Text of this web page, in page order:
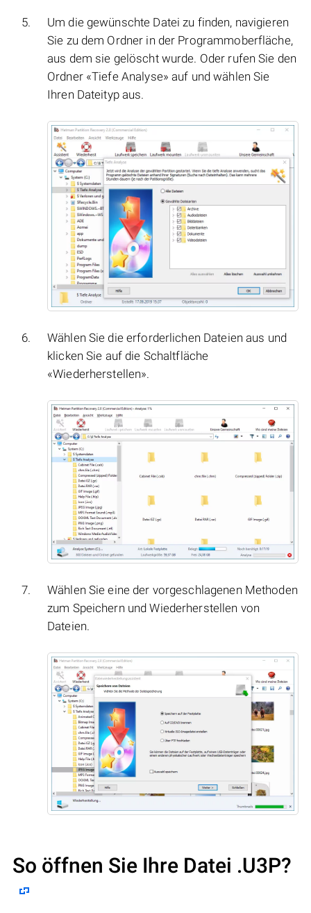
Um die gewünschte Datei zu finden, navigieren
Sie zu dem Ordner in der Programmoberfläche,
aus dem sie gelöscht wurde. Oder rufen Sie den
Ordner «Tiefe Analyse» auf und wählen Sie
Ihren Dateityp aus.
Wählen Sie die erforderlichen Dateien aus und
klicken Sie auf die Schaltfläche
«Wiederherstellen».
Wählen Sie eine der vorgeschlagenen Methoden
zum Speichern und Wiederherstellen von
Dateien.
So öffnen Sie Ihre Datei .U3P?